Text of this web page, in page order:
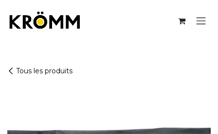
Tous les produits